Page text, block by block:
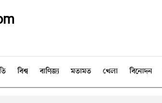
বিশ্ব বাণিজ্য মতামত খেলা বিনোদন